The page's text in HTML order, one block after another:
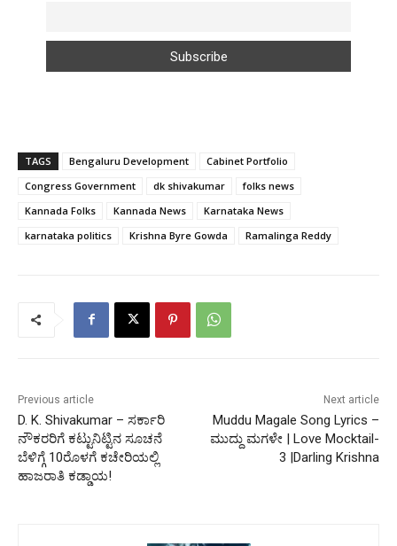
TAGS Bengaluru Development
Cabinet Portfolio
Congress Government
dk shivakumar
folks news
Kannada Folks
Kannada News
Karnataka News
karnataka politics
Krishna Byre Gowda Ramalinga Reddy
Previous article
D. K. Shivakumar – ಸರ್ಕಾರಿ
ನೌಕರರಿಗೆ ಕಟ್ಟುನಿಟ್ಟಿನ ಸೂಚನೆ
ಬೆಳಿಗ್ಗೆ 10ರೊಳಗೆ ಕಚೇರಿಯಲ್ಲಿ
ಹಾಜರಾತಿ ಕಡ್ಡಾಯ!
Next article
Muddu Magale Song Lyrics –
ಮುದ್ದು ಮಗಳೇ | Love Mocktail-
3 |Darling Krishna